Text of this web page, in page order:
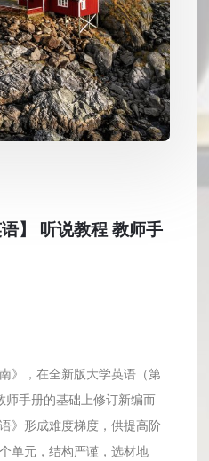
】 听说教程 教师手
》，在全新版大学英语（第
手册的基础上修订新编而
》形成难度梯度，供提高阶
单元，结构严谨，选材地